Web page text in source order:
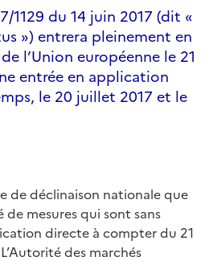
1129 du 14 juin 2017 (dit «
») entrera pleinement en
l’Union européenne le 21
entrée en application
le 20 juillet 2017 et le
de déclinaison nationale que
mesures qui sont sans
directe à compter du 21
des marchés